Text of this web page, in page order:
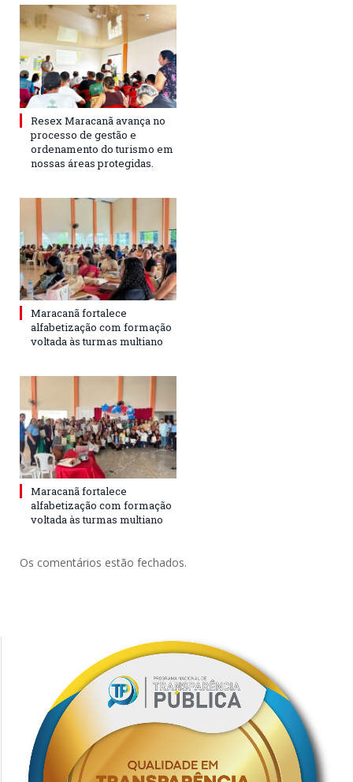
Resex Maracanã avança no
processo de gestão e
ordenamento do turismo em
nossas áreas protegidas.
Maracanã fortalece
alfabetização com formação
voltada às turmas multiano
Maracanã fortalece
alfabetização com formação
voltada às turmas multiano
Os comentários estão fechados.